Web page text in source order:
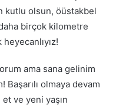
kutlu olsun, öüstakbel
birçok kilometre
heyecanlıyız!
ama sana gelinim
Başarılı olmaya devam
ve yeni yaşın